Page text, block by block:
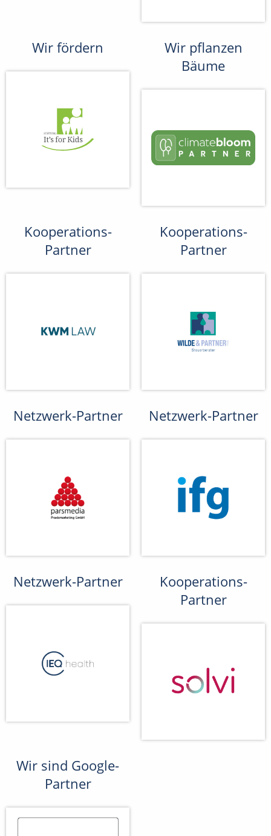
Wir fördern
Wir pflanzen
Bäume
Kooperations-
Partner
Kooperations-
Partner
Netzwerk-Partner Netzwerk-Partner
Netzwerk-Partner
Kooperations-
Partner
Wir sind Google-
Partner